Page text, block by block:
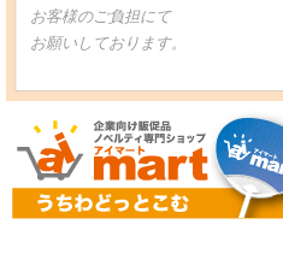
お客様のご負担にて
お願いしております。